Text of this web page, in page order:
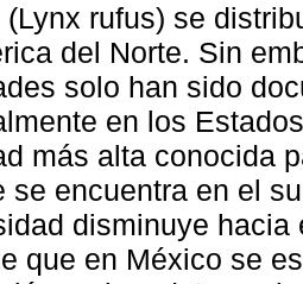
(Lynx rufus) se
del Norte. Sin
solo han sido
en los
más alta conocida
se encuentra en el
disminuye hacia
que en México se